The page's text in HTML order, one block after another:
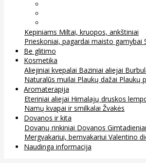
Kepiniams Miltai, kruopos, ankštiniai
Prieskoniai, pagardai maisto gamybai
Be glitimo
Kosmetika
Aliejiniai kvepalai Baziniai aliejai
Naturalūs muilai Plaukų dažai Plaukų
Aromaterapija
Eteriniai aliejai Himalajų druskos
Namų kvapai ir smilkalai Žvakės
Dovanos ir kita
Dovanų rinkiniai Dovanos
Mergvakariui, bernvakariui Valentino
Naudinga informacija